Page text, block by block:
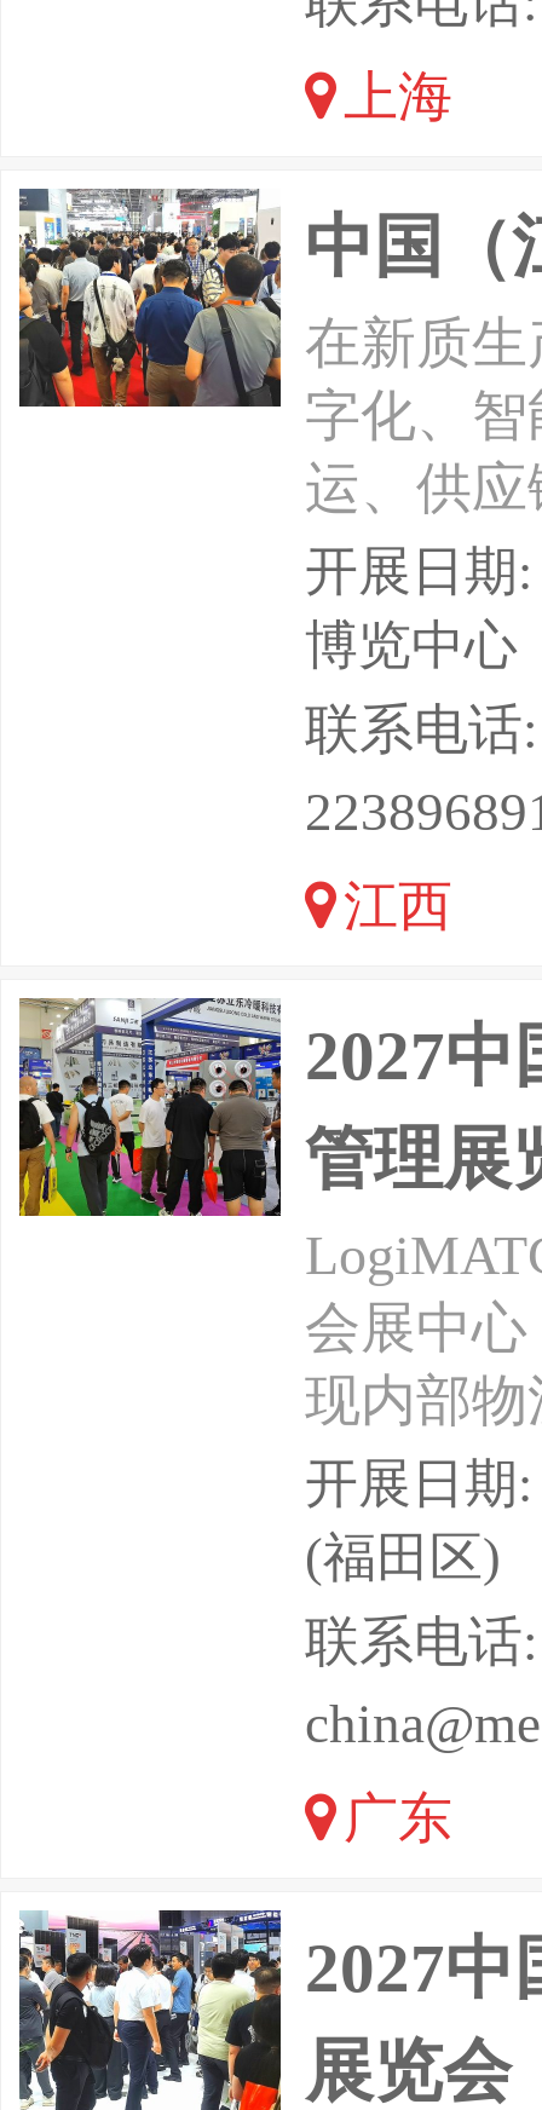
领域的
名航空
航空物
上海
中国（
在新质
字化、
运、供
切。为
赋能区
储运输
条技术
对接于
慧物流
开展日期
博览中心
联系电话
江西
2027
管理展
会展中心
现内部
案。同
先解决
深圳被证
会吸引
5场同期
开展日期
(福田区)
联系电话
广东
2027
展览会